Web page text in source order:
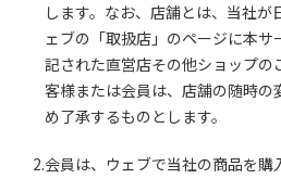
します。なお、店舗とは、当社が
ェブの「取扱店」のページに本サ
記された直営店その他ショップの
客様または会員は、店舗の随時の
め了承するものとします。
2.会員は、ウェブで当社の商品を購